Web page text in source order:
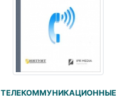
ТЕЛЕКОММУНИКАЦИОННЫЕ